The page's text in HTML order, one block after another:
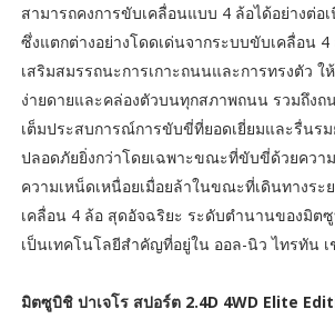
สามารถคงการขับเคลื่อนแบบ 4 ล้อได้อย่างต่อเ
ซึ่งแตกต่างอย่างโดดเด่นจากระบบขับเคลื่อน 4
เสริมสมรรถนะการเกาะถนนและการทรงตัว ใ
ง่ายดายและคล่องตัวบนทุกสภาพถนน รวมถึงถ
เต็มประสบการณ์การขับขี่ที่ยอดเยี่ยมและรื่นร
ปลอดภัยยิ่งกว่าโดยเฉพาะขณะที่ขับขี่ด้วยควา
ความเหน็ดเหนื่อยเมื่อยล้าในขณะที่เดินทางระ
เคลื่อน 4 ล้อ สุดอัจฉริยะ ระดับตำนานของมิต
เป็นเทคโนโลยีสำคัญที่อยู่ใน ออล-นิว ไทรทัน
มิตซูบิชิ ปาเจโร สปอร์ต 2.4D 4WD Elite